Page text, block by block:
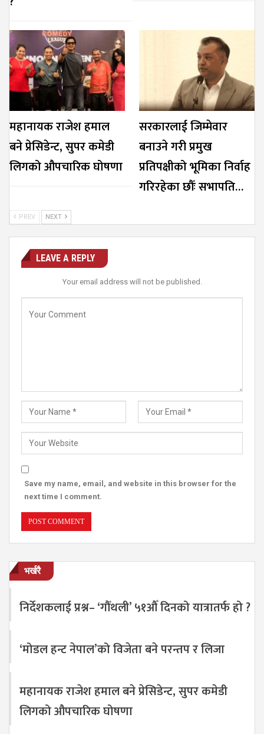
महानायक राजेश हमाल
बने प्रेसिडेन्ट, सुपर कमेडी
लिगको औपचारिक घोषणा
सरकारलाई जिम्मेवार
बनाउने गरी प्रमुख
प्रतिपक्षीको भूमिका निर्वाह
गरिरहेका छौँः सभापति…
PREV NEXT
LEAVE A REPLY
Your email address will not be published.
Save my name, email, and website in this browser for the
next time I comment.
भर्खरै
निर्देशकलाई प्रश्न– ‘गौँथली’ ५१औँ दिनको यात्रातर्फ हो ?
‘मोडल हन्ट नेपाल’को विजेता बने परन्तप र लिजा
महानायक राजेश हमाल बने प्रेसिडेन्ट, सुपर कमेडी
लिगको औपचारिक घोषणा